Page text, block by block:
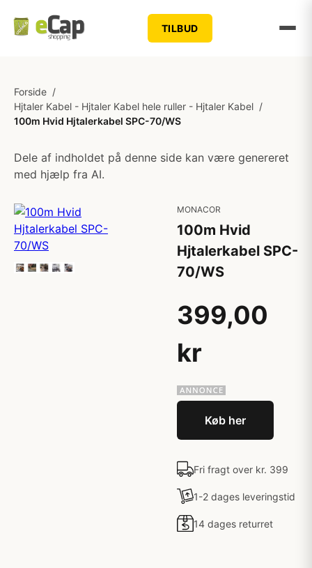
TILBUD
Forside /
Hjtaler Kabel - Hjtaler Kabel hele ruller - Hjtaler Kabel /
100m Hvid Hjtalerkabel SPC-70/WS
Dele af indholdet på denne side kan være genereret
med hjælp fra AI.
MONACOR
100m Hvid
Hjtalerkabel SPC-
70/WS
399,00
kr
Køb her
Fri fragt over kr. 399
1-2 dages leveringstid
14 dages returret